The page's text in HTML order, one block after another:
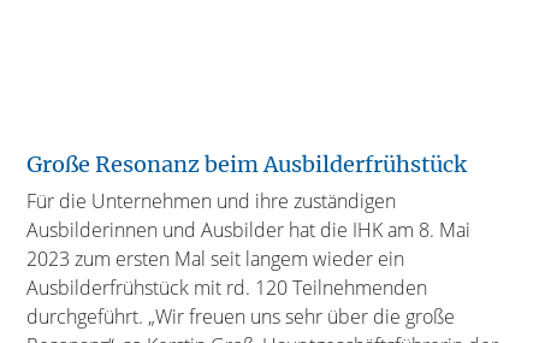
Große Resonanz beim Ausbilderfrühstück
Für die Unternehmen und ihre zuständigen
Ausbilderinnen und Ausbilder hat die IHK am 8. Mai
2023 zum ersten Mal seit langem wieder ein
Ausbilderfrühstück mit rd. 120 Teilnehmenden
durchgeführt. „Wir freuen uns sehr über die große